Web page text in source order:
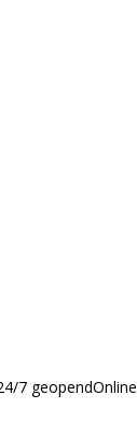
7